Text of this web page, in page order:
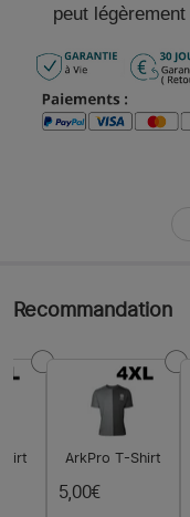
peut
Recommandation
ArkPro T-Shirt
5,00€